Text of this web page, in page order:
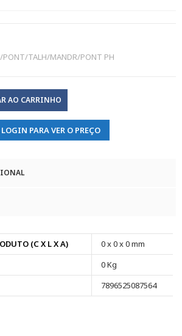
PONT/TALH/MANDR/PONT PH
AO CARRINHO
PARA VER O PREÇO
(C X L X A)
0 x 0 x 0 mm
0 Kg
7896525087564